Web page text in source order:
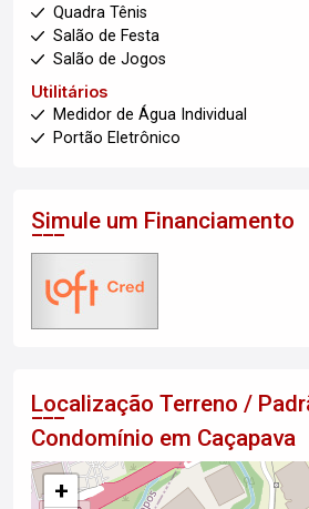
Quadra Tênis
Salão de Festa
Salão de Jogos
Utilitários
Medidor de Água Individual
Portão Eletrônico
Simule um Financiamento
Localização Terreno /
Condomínio em Caçapava
+